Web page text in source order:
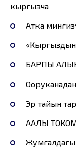
кыргызча
Атка
«Кыргыздын
БАРПЫ
Эр тайын
ААЛЫ
Жумгалдагы